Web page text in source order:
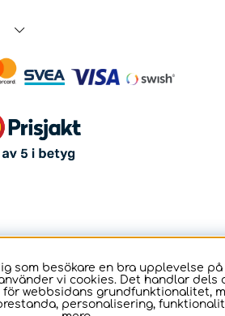
som besökare en bra upplevelse på
vi cookies. Det handlar dels
webbsidans grundfunktionalitet,
personalisering,